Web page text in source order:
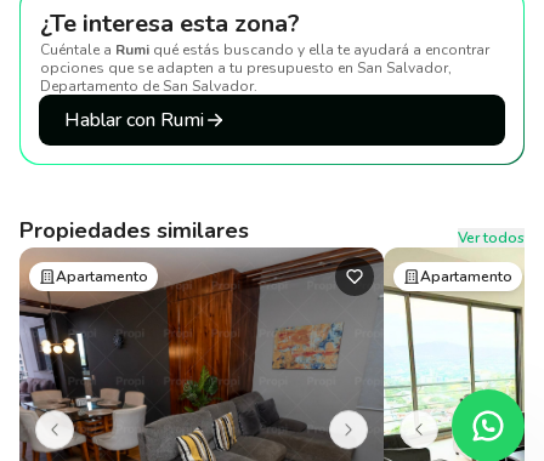
¿Te interesa esta zona?
Cuéntale a Rumi qué estás buscando y ella te ayudará a encontrar
opciones que se adapten a tu presupuesto en San Salvador,
Departamento de San Salvador.
Hablar con Rumi
Propiedades similares
Ver todos
Apartamento
Apartamento